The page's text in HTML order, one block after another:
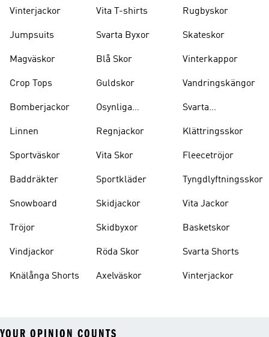
Vinterjackor
Jumpsuits
Magväskor
Crop Tops
Bomberjackor
Linnen
Sportväskor
Baddräkter
Snowboard
Tröjor
Vindjackor
Knälånga Shorts
Vita T-shirts
Svarta Byxor
Blå Skor
Guldskor
Osynliga
Regnjackor
Vita Skor
Sportkläder
Skidjackor
Skidbyxor
Röda Skor
Axelväskor
Rugbyskor
Skateskor
Vinterkappor
Vandringskängor
Svarta
Klättringsskor
Fleecetröjor
Tyngdlyftningsskor
Vita Jackor
Basketskor
Svarta Shorts
Vinterjackor
YOUR OPINION COUNTS